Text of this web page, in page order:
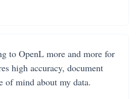
to OpenL more and more for
high accuracy, document
of mind about my data.